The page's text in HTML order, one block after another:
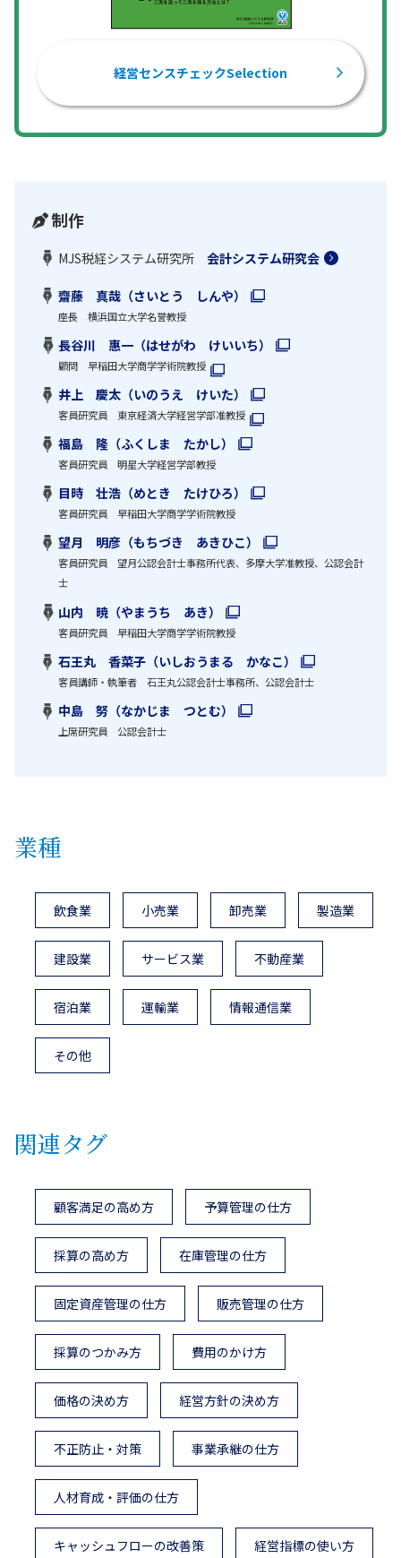
経営センスチェックSelection
制作
MJS税経システム研究所 会計システム研究会
齋藤 真哉（さいとう しんや）
座長 横浜国立大学名誉教授
長谷川 惠一（はせがわ けいいち）
顧問 早稲田大学商学学術院教授
井上 慶太（いのうえ けいた）
客員研究員 東京経済大学経営学部准教授
福島 隆（ふくしま たかし）
客員研究員 明星大学経営学部教授
目時 壮浩（めとき たけひろ）
客員研究員 早稲田大学商学学術院教授
望月 明彦（もちづき あきひこ）
客員研究員 望月公認会計士事務所代表、多摩大学准教授、公認会計
士
山内 暁（やまうち あき）
客員研究員 早稲田大学商学学術院教授
石王丸 香菜子（いしおうまる かなこ）
客員講師・執筆者 石王丸公認会計士事務所、公認会計士
中島 努（なかじま つとむ）
上席研究員 公認会計士
業種
飲食業 小売業 卸売業 製造業
建設業 サービス業 不動産業
宿泊業 運輸業 情報通信業
その他
関連タグ
顧客満足の高め方 予算管理の仕方
採算の高め方 在庫管理の仕方
固定資産管理の仕方 販売管理の仕方
採算のつかみ方 費用のかけ方
価格の決め方 経営方針の決め方
不正防止・対策 事業承継の仕方
人材育成・評価の仕方
キャッシュフローの改善策 経営指標の使い方